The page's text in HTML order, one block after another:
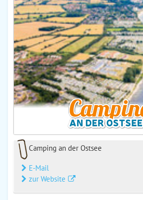
Camping an der Ostsee
E-Mail
zur Website